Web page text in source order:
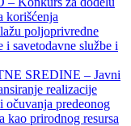
korišćenja
poljoprivredne
i savetodavne službe i
SREDINE – Javni
realizacije
očuvanja predeonog
kao prirodnog resursa